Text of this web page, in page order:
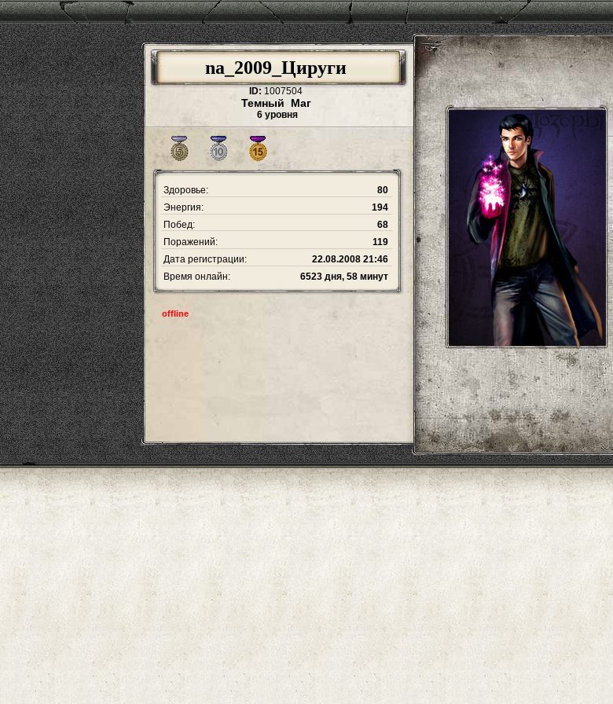
na_2009_Цируги
ID: 1007504
Темный Маг
6 уровня
Здоровье:
80
Энергия:
194
Побед:
68
Поражений:
119
Дата регистрации:
22.08.2008 21:46
Время онлайн:
6523 дня, 58 минут
offline